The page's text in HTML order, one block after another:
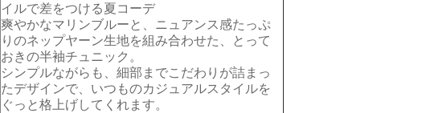
イルで差をつける夏コーデ
爽やかなマリンブルーと、ニュアンス感たっぷ
りのネップヤーン生地を組み合わせた、とって
おきの半袖チュニック。
シンプルながらも、細部までこだわりが詰まっ
たデザインで、いつものカジュアルスタイルを
ぐっと格上げしてくれます。